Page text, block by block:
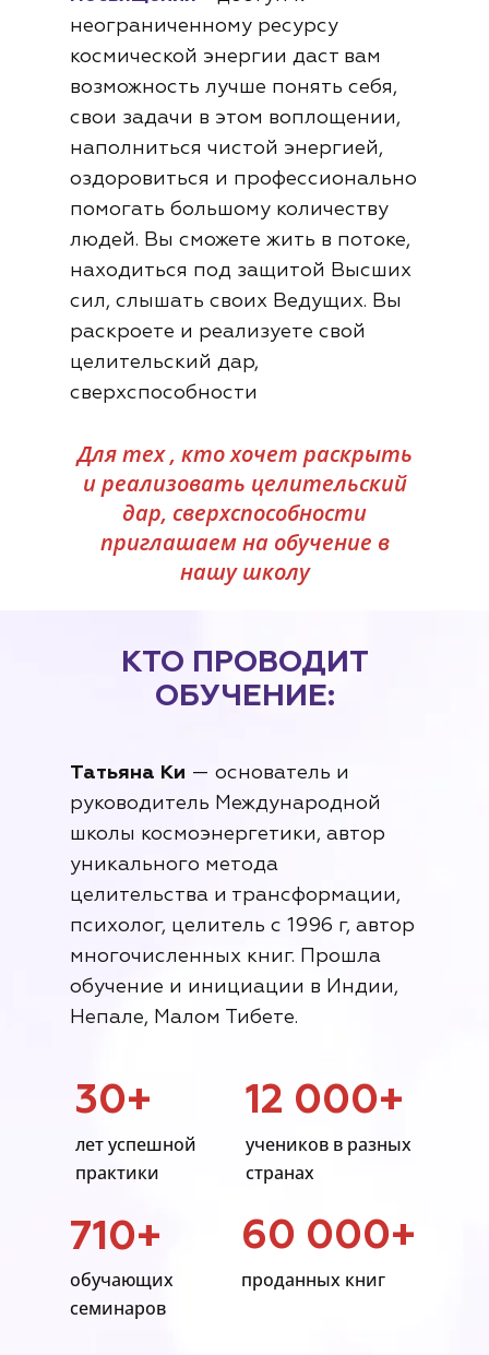
неограниченному ресурсу
космической энергии даст вам
возможность лучше понять себя,
свои задачи в этом воплощении,
наполниться чистой энергией,
оздоровиться и профессионально
помогать большому количеству
людей. Вы сможете жить в потоке,
находиться под защитой Высших
сил, слышать своих Ведущих. Вы
раскроете и реализуете свой
целительский дар,
сверхспособности
Для тех , кто хочет раскрыть
и реализовать целительский
дар, сверхспособности
приглашаем на обучение в
нашу школу
КТО ПРОВОДИТ
ОБУЧЕНИЕ:
Татьяна Ки — основатель и
руководитель Международной
школы космоэнергетики, автор
уникального метода
целительства и трансформации,
психолог, целитель с 1996 г, автор
многочисленных книг. Прошла
обучение и инициации в Индии,
Непале, Малом Тибете.
30+
лет успешной
практики
60 000+
проданных книг
12 000+
учеников в разных
странах
710+
обучающих
семинаров